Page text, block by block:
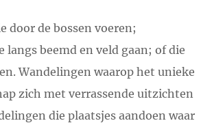
door de bossen voeren;
langs beemd en veld gaan; of die
Wandelingen waarop het unieke
zich met verrassende uitzichten
die plaatsjes aandoen waar